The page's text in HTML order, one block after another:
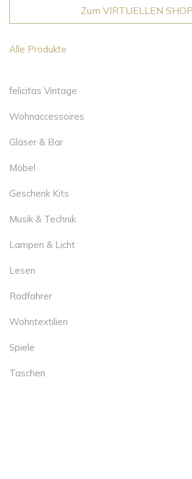
Zum VIRTUELLEN SHOP
Alle Produkte
felicitas Vintage
Wohnaccessoires
Gläser & Bar
Möbel
Geschenk Kits
Musik & Technik
Lampen & Licht
Lesen
Radfahrer
Wohntextilien
Spiele
Taschen